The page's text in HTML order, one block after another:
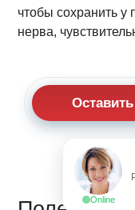
чтобы сохранить у
нерва,
Полезная
Online